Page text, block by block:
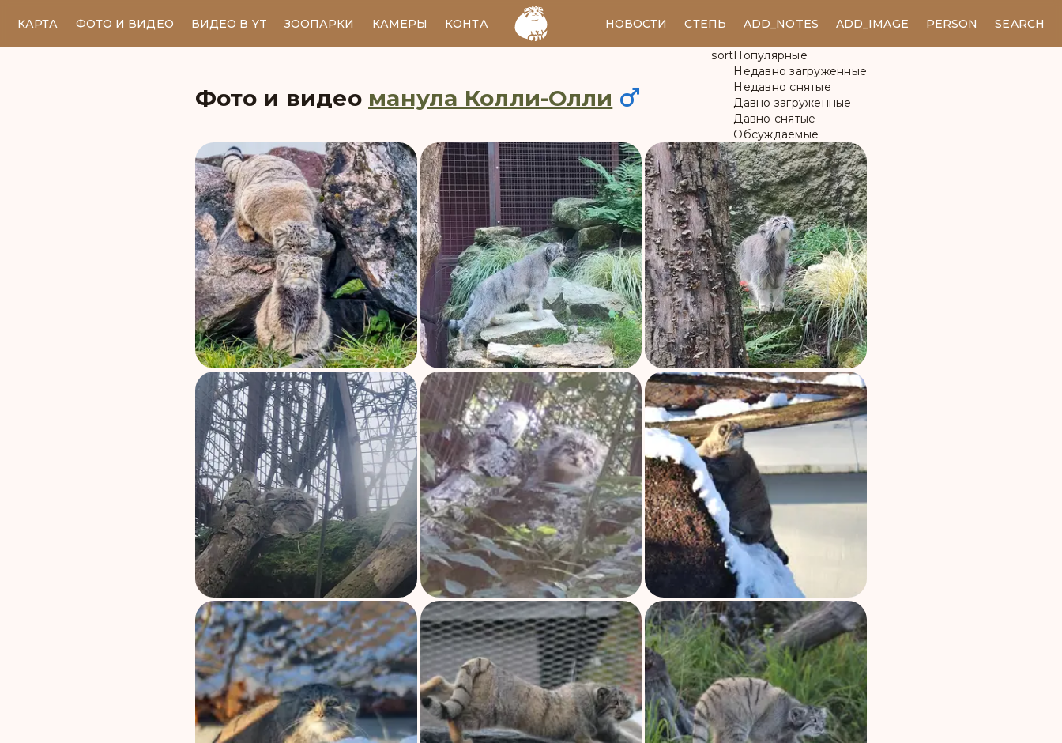
КАРТА ФОТО И ВИДЕО ВИДЕО В YT ЗООПАРКИ КАМЕРЫ КОНТАКТЫ EN НОВОСТИ СТЕПЬ ADD_NOTES ADD_IMAGE PERSON SEARCH
Фото и видео манула Колли-Олли
sortПопулярные
Недавно загруженные
Недавно снятые
Давно загруженные
Давно снятые
Обсуждаемые